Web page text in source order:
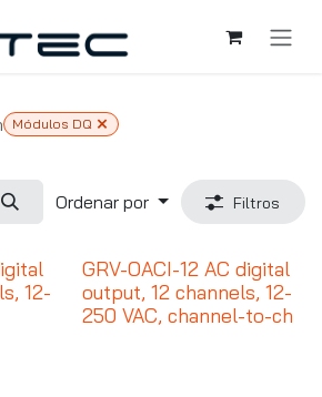
Módulos DQ
Ordenar por
Filtros
12-
GRV-OACI-12 AC digital
output, 12 channels, 12-
250 VAC, channel-to-ch